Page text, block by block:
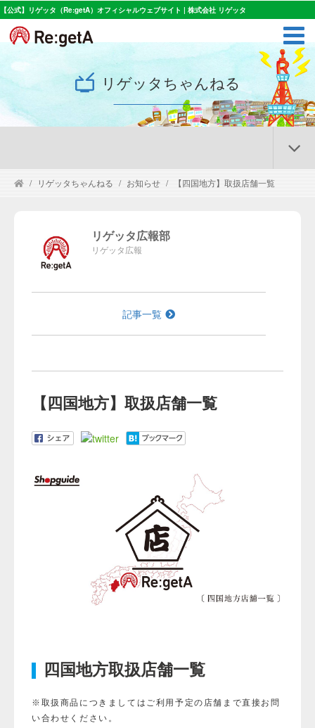
【公式】リゲッタ（Re:getA）オフィシャルウェブサイト | 株式会社 リゲッタ
リゲッタちゃんねる
リゲッタちゃんねる お知らせ 【四国地方】取扱店舗一覧
リゲッタ広報部
リゲッタ広報
記事一覧
【四国地方】取扱店舗一覧
四国地方取扱店舗一覧
※取扱商品につきましてはご利用予定の店舗まで直接お問
い合わせください。